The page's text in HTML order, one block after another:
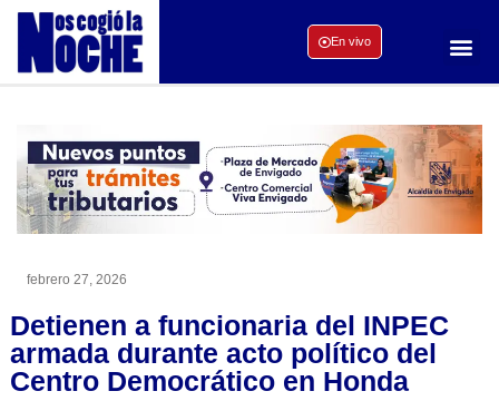
En vivo
febrero 27, 2026
Detienen a funcionaria del INPEC
armada durante acto político del
Centro Democrático en Honda